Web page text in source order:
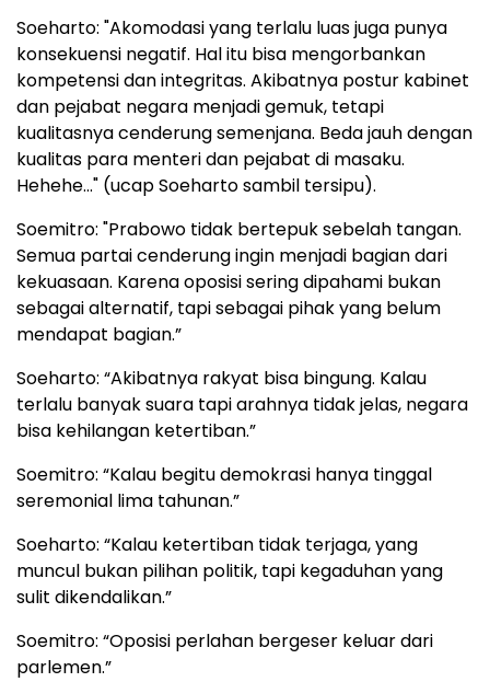
Soeharto: "Akomodasi yang terlalu luas juga punya
konsekuensi negatif. Hal itu bisa mengorbankan
kompetensi dan integritas. Akibatnya postur kabinet
dan pejabat negara menjadi gemuk, tetapi
kualitasnya cenderung semenjana. Beda jauh dengan
kualitas para menteri dan pejabat di masaku.
Hehehe..." (ucap Soeharto sambil tersipu).
Soemitro: "Prabowo tidak bertepuk sebelah tangan.
Semua partai cenderung ingin menjadi bagian dari
kekuasaan. Karena oposisi sering dipahami bukan
sebagai alternatif, tapi sebagai pihak yang belum
mendapat bagian.”
Soeharto: “Akibatnya rakyat bisa bingung. Kalau
terlalu banyak suara tapi arahnya tidak jelas, negara
bisa kehilangan ketertiban.”
Soemitro: “Kalau begitu demokrasi hanya tinggal
seremonial lima tahunan.”
Soeharto: “Kalau ketertiban tidak terjaga, yang
muncul bukan pilihan politik, tapi kegaduhan yang
sulit dikendalikan.”
Soemitro: “Oposisi perlahan bergeser keluar dari
parlemen.”